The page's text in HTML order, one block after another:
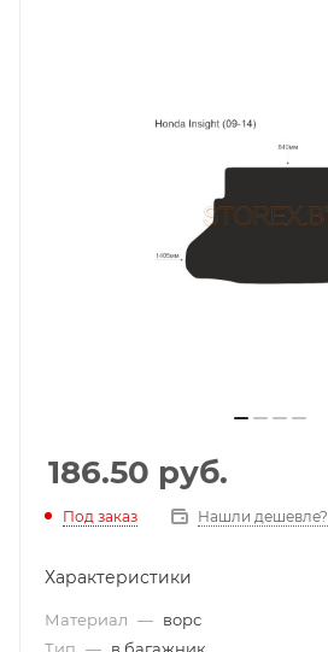
186.50 руб.
Под заказ Нашли дешевле?
Характеристики
Материал — ворс